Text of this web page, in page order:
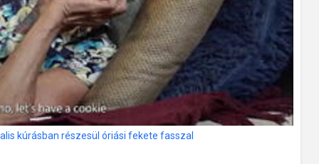
kúrásban részesül óriási fekete fasszal